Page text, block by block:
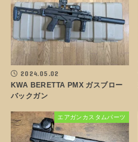
2024.05.02
KWA BERETTA PMX ガスブロー
バックガン
エアガンカスタムパーツ